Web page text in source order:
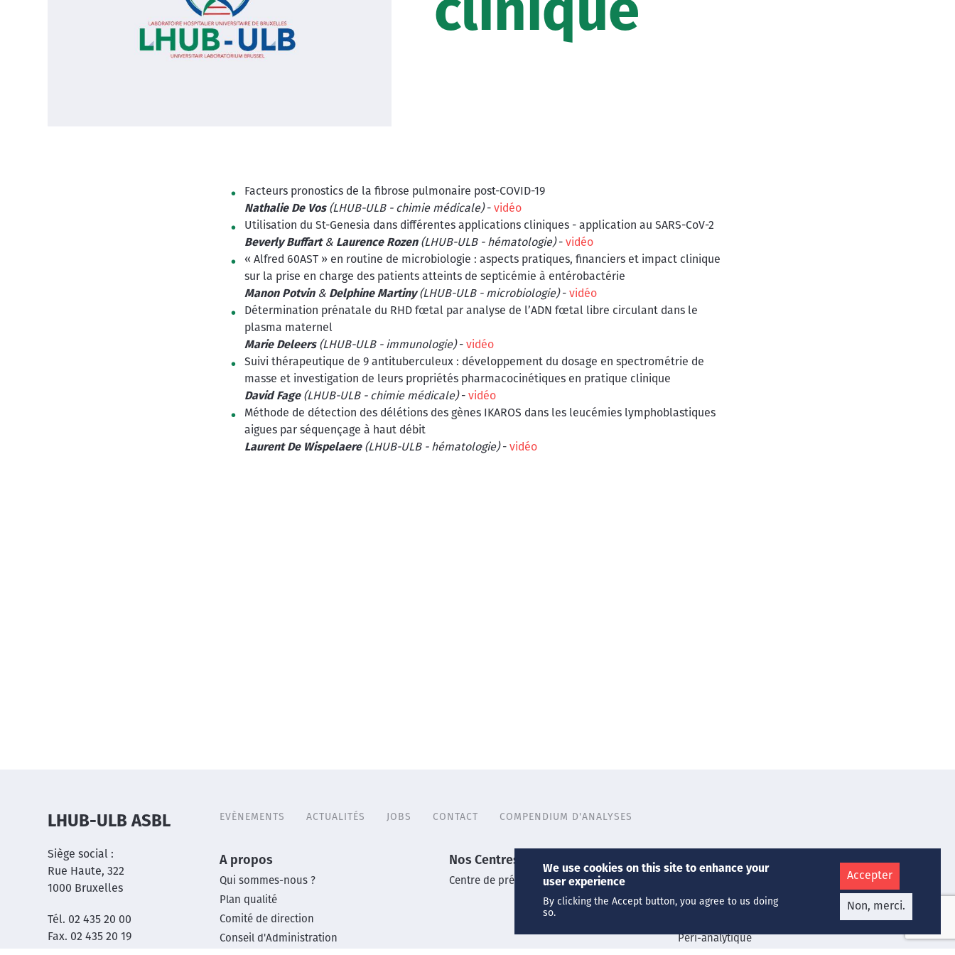
clinique
Facteurs pronostics de la fibrose pulmonaire post-COVID-19
Nathalie De Vos(LHUB-ULB - chimie médicale)-vidéo
Utilisation du St-Genesia dans différentes applications cliniques - application au SARS-CoV-2
Beverly Buffart& Laurence Rozen(LHUB-ULB - hématologie)-vidéo
« Alfred 60AST » en routine de microbiologie : aspects pratiques, financiers et impact clinique
sur la prise en charge des patients atteints de septicémie à entérobactérie
Manon Potvin& Delphine Martiny(LHUB-ULB - microbiologie)-vidéo
Détermination prénatale du RHD fœtal par analyse de l’ADN fœtal libre circulant dans le
plasma maternel
Marie Deleers(LHUB-ULB - immunologie)-vidéo
Suivi thérapeutique de 9 antituberculeux : développement du dosage en spectrométrie de
masse et investigation de leurs propriétés pharmacocinétiques en pratique clinique
David Fage(LHUB-ULB - chimie médicale)-vidéo
Méthode de détection des délétions des gènes IKAROS dans les leucémies lymphoblastiques
aigues par séquençage à haut débit
Laurent De Wispelaere(LHUB-ULB - hématologie)-vidéo
LHUB-ULB ASBL
Siège social :
Rue Haute, 322
1000 Bruxelles
Tél. 02 435 20 00
Fax. 02 435 20 19
Header
menu
EVÈNEMENTS ACTUALITÉS JOBS CONTACT COMPENDIUM D'ANALYSES
Main
footer
menu
A propos
Qui sommes-nous ?
Plan qualité
Comité de direction
Conseil d'Administration
Nos Centres
Centre de prélèvements
Nos Services
Hématologie
Péri-analytique
We use cookies on this site to enhance your
user experience
By clicking the Accept button, you agree to us doing
so.
Accepter
Non, merci.